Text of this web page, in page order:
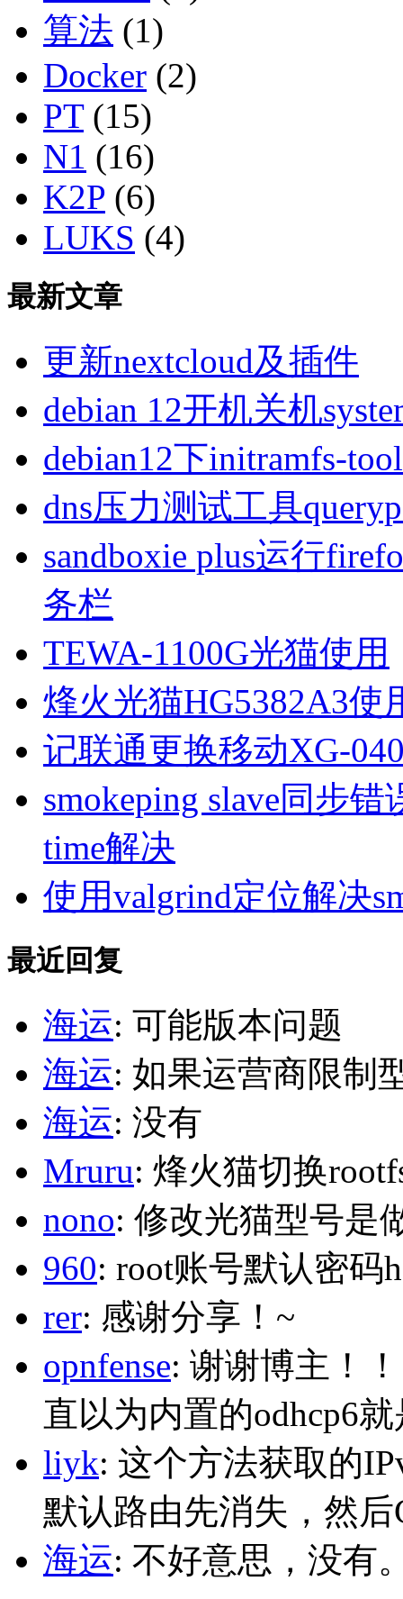
算法 (1)
Docker (2)
PT(15)
N1 (16)
K2P (6)
LUKS (4)
最新文章
更新nextcloud及插件
debian 12开机关机
debian12下initramfs-
dns压力测试工具
sandboxie plus运行
务栏
TEWA-1100G光猫使用
烽火光猫HG5382A3使
记联通更换移动XG-
smokeping slave同步错
time解决
使用valgrind定位解决
最近回复
海运: 可能版本问题
海运: 如果运营商限制
海运: 没有
Mruru: 烽火猫切换
nono: 修改光猫型号是
960: root账号默认密码
rer: 感谢分享！~
opnfense: 谢谢博主！
直以为内置的odhcp6
liyk: 这个方法获取的
默认路由先消失，然
海运: 不好意思，没有